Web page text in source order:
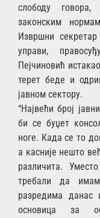
слободу
законским
Извршни
управи,
Пејчиновић
терет беде и
јавном сектору.
“Највећи број
би се буџет
ноге. Када се то
а касније нешто
различита.
требали да
разредима данас
основица за